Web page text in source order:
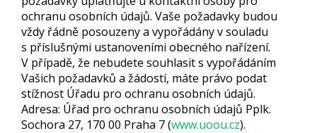
ochranu osobních údajů. Vaše požadavky budou
vždy řádně posouzeny a vypořádány v souladu
s příslušnými ustanoveními obecného nařízení.
V případě, že nebudete souhlasit s vypořádáním
Vašich požadavků a žádostí, máte právo podat
stížnost Úřadu pro ochranu osobních údajů.
Adresa: Úřad pro ochranu osobních údajů Pplk.
Sochora 27, 170 00 Praha 7 (www.uoou.cz).